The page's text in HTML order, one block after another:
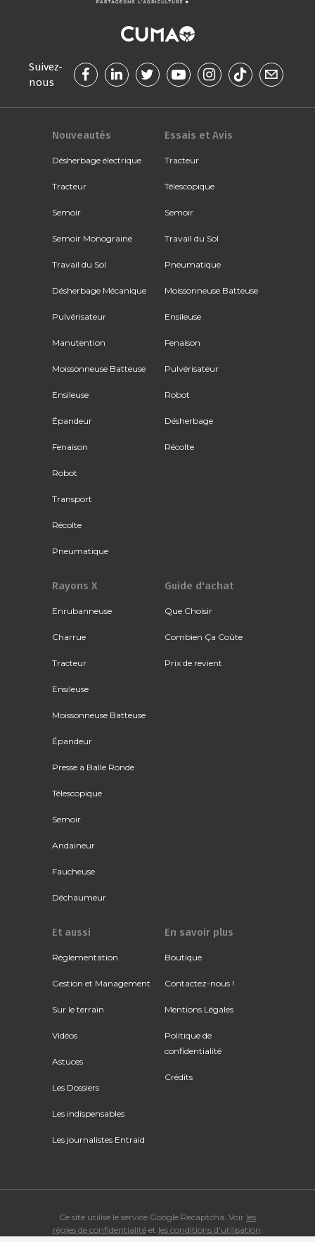
Suivez-
nous
Nouveautés
Désherbage électrique
Tracteur
Semoir
Semoir Monograine
Travail du Sol
Désherbage Mécanique
Pulvérisateur
Manutention
Moissonneuse Batteuse
Ensileuse
Épandeur
Fenaison
Robot
Transport
Récolte
Pneumatique
Essais et Avis
Tracteur
Télescopique
Semoir
Travail du Sol
Pneumatique
Moissonneuse Batteuse
Ensileuse
Fenaison
Pulvérisateur
Robot
Désherbage
Récolte
Rayons X
Enrubanneuse
Charrue
Tracteur
Ensileuse
Moissonneuse Batteuse
Épandeur
Presse à Balle Ronde
Télescopique
Semoir
Andaineur
Faucheuse
Déchaumeur
Guide d'achat
Que Choisir
Combien Ça Coûte
Prix de revient
Et aussi
Réglementation
Gestion et Management
Sur le terrain
Vidéos
Astuces
Les Dossiers
Les indispensables
Les journalistes Entraid
En savoir plus
Boutique
Contactez-nous !
Mentions Légales
Politique de
confidentialité
Crédits
Ce site utilise le service Google Recaptcha. Voir les
règles de confidentialitéet les conditions d'utilisation